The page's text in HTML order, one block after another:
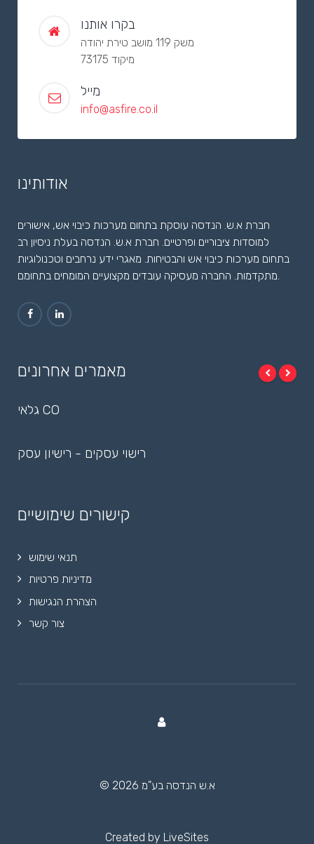
בקרו אותנו
משק 119 מושב טירת יהודה
מיקוד 73175
מייל
info@asfire.co.il
אודותינו
חברת א.ש. הנדסה עוסקת בתחום מערכות כיבוי אש, אישורים
למוסדות ציבוריים ופרטיים. חברת א.ש. הנדסה בעלת ניסיון רב
בתחום מערכות כיבוי אש והבטיחות. מאגרי ידע נרחבים וטכנולוגיות
מאמרים אחרונים
גלאי CO
רישוי עסקים - רישיון עסק
קישורים שימושיים
תנאי שימוש
מדיניות פרטיות
הצהרת הנגישות
צור קשר
© 2026 א.ש הנדסה בע"מ
Created by LiveSites